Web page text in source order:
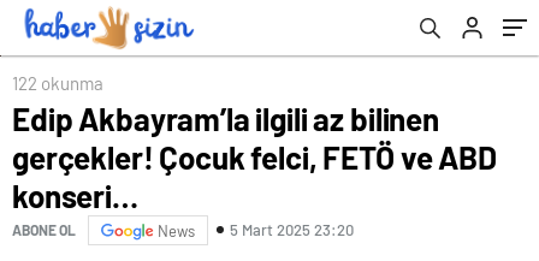
122 okunma
Edip Akbayram’la ilgili az bilinen
gerçekler! Çocuk felci, FETÖ ve ABD
konseri…
ABONE OL News 5 Mart 2025 23:20